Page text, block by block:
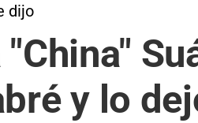
dijo
"China"
y lo